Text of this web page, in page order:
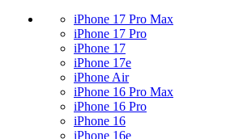
iPhone 17 Pro Max
iPhone 17 Pro
iPhone 17
iPhone 17e
iPhone Air
iPhone 16 Pro Max
iPhone 16 Pro
iPhone 16
iPhone 16e